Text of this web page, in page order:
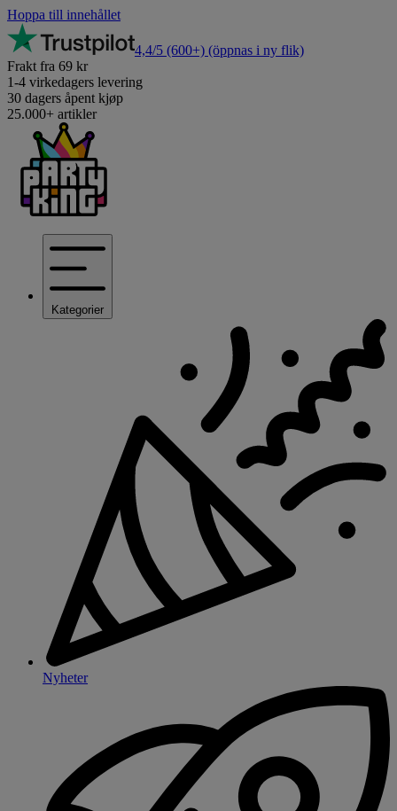
Hoppa till innehållet
4,4/5 (600+) (öppnas i ny flik)
Frakt fra 69 kr
1-4 virkedagers levering
30 dagers åpent kjøp
25.000+ artikler
Kategorier
Nyheter